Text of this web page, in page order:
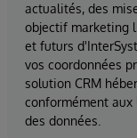
actualités, des
objectif marketing
et futurs
vos coordonnées
solution CRM
conformément
des données.